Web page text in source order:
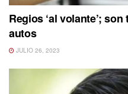
Regios ‘al volante’;
autos
JULIO 26, 2023